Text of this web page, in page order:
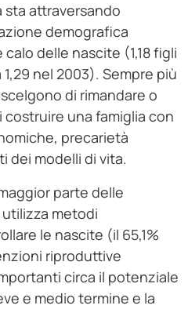
sta attraversando
demografica
delle nascite (1,18 figli
nel 2003). Sempre più
di rimandare o
una famiglia con
precarietà
dei modelli di vita.
parte delle
metodi
le nascite (il 65,1%
riproduttive
circa il potenziale
e medio termine e la